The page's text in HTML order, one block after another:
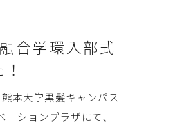
合学環入部式
本大学黒髪キャンパス
ションプラザにて、